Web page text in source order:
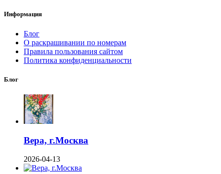
Информация
Блог
О раскрашивании по номерам
Правила пользования сайтом
Политика конфиденциальности
Блог
Вера, г.Москва
2026-04-13